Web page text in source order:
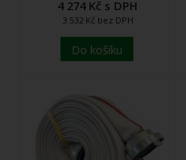
4 274 Kč s DPH
3 532 Kč bez DPH
Do košíku